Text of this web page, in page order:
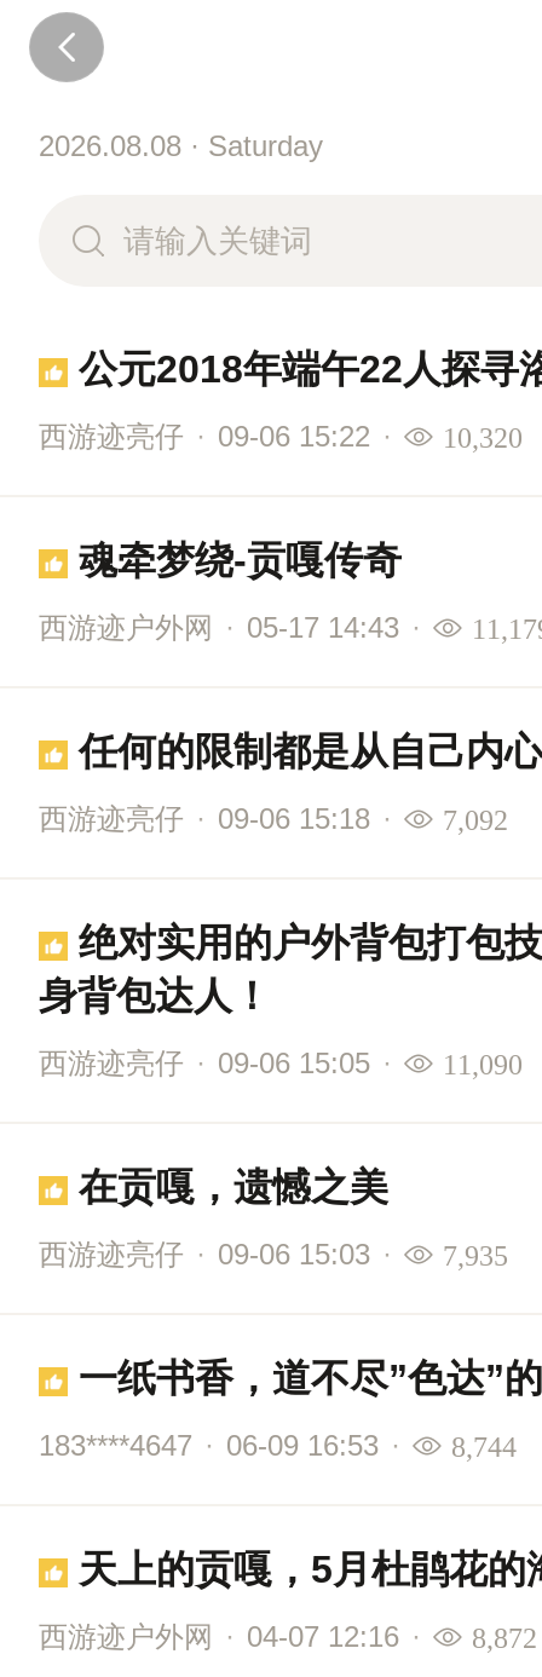
2026.08.08 · Saturday
公元2018年端午22人探寻
西游迹亮仔 · 09-06 15:22 · 10,320
魂牵梦绕-贡嘎传奇
西游迹户外网 · 05-17 14:43 ·
任何的限制都是从自己内
西游迹亮仔 · 09-06 15:18 · 7,092
身背包达人！
西游迹亮仔 · 09-06 15:05 · 11,090
在贡嘎，遗憾之美
西游迹亮仔 · 09-06 15:03 · 7,935
一纸书香，道不尽”色达”
183****4647 · 06-09 16:53 · 8,744
天上的贡嘎，5月杜鹃花的
西游迹户外网 · 04-07 12:16 · 8,872